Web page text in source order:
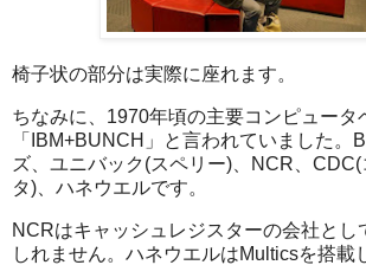
椅子状の部分は実際に座れます。
ちなみに、1970年頃の主要コンピュータ
「IBM+BUNCH」と言われていました。
ズ、ユニバック(スペリー)、NCR、
タ)、ハネウエルです。
NCRはキャッシュレジスターの会社とし
しれません。ハネウエルはMulticsを搭載